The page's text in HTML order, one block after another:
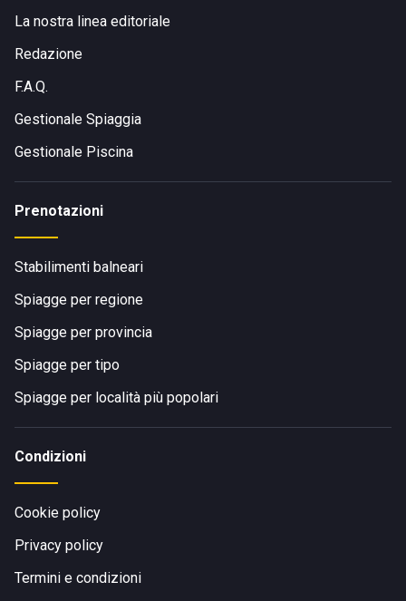
La nostra linea editoriale
Redazione
F.A.Q.
Gestionale Spiaggia
Gestionale Piscina
Prenotazioni
Stabilimenti balneari
Spiagge per regione
Spiagge per provincia
Spiagge per tipo
Spiagge per località più popolari
Condizioni
Cookie policy
Privacy policy
Termini e condizioni